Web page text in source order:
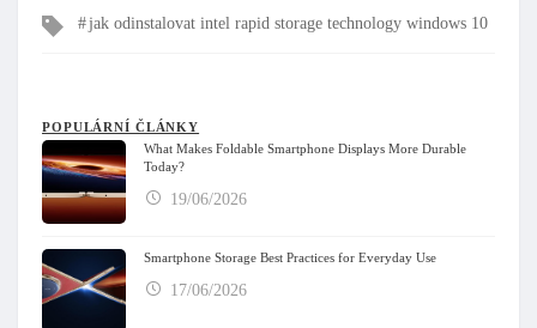
Tagyjak odinstalovat intel rapid storage technology windows 10
POPULÁRNÍ ČLÁNKY
What Makes Foldable Smartphone Displays More Durable
Today?
19/06/2026
Smartphone Storage Best Practices for Everyday Use
17/06/2026